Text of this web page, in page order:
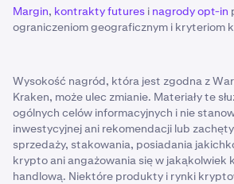
Margin, kontrakty futures i nagrody opt-in
ograniczeniom geograficznym i kryteriom
Wysokość nagród, która jest zgodna z
Kraken, może ulec zmianie. Materiały te
ogólnych celów informacyjnych i nie
inwestycyjnej ani rekomendacji lub
sprzedaży, stakowania, posiadania
krypto ani angażowania się w
handlową. Niektóre produkty i rynki